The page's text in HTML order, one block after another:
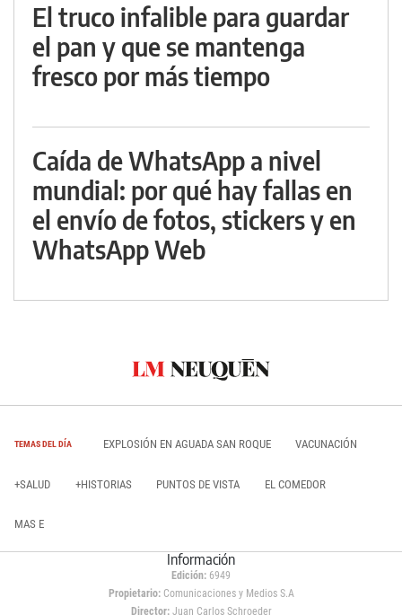
El truco infalible para guardar
el pan y que se mantenga
fresco por más tiempo
Caída de WhatsApp a nivel
mundial: por qué hay fallas en
el envío de fotos, stickers y en
WhatsApp Web
TEMAS DEL DÍA EXPLOSIÓN EN AGUADA SAN ROQUE VACUNACIÓN
+SALUD +HISTORIAS PUNTOS DE VISTA EL COMEDOR
MAS E
Información
Edición: 6949
Propietario:Comunicaciones y Medios S.A
Director: Juan Carlos Schroeder